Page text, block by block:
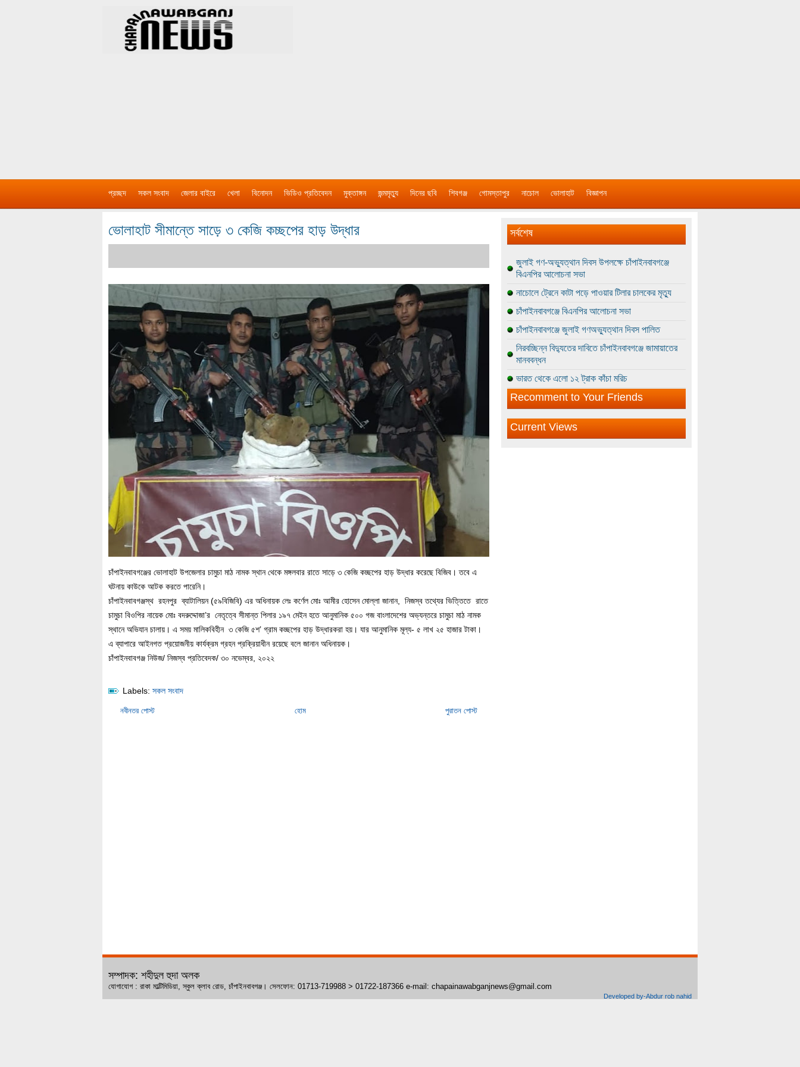
প্রচ্ছদ সকল সংবাদ জেলার বাইরে খেলা বিনোদন ভিডিও প্রতিবেদন মুক্তাঙ্গন জন্মমৃত্যু দিনের ছবি শিবগঞ্জ গোমস্তাপুর নাচোল ভোলাহাট বিজ্ঞাপন
ভোলাহাট সীমান্তে সাড়ে ৩ কেজি কচ্ছপের হাড় উদ্ধার
চাঁপাইনবাবগঞ্জের ভোলাহাট উপজেলার চামুচা মাঠ নামক স্থান থেকে মঙ্গলবার রাতে সাড়ে ৩ কেজি কচ্ছপের হাড় উদ্ধার করেছে বিজিব। তবে এ
ঘটনায় কাউকে আটক করতে পারেনি।
চাঁপাইনবাবগঞ্জস্থ রহনপুর ব্যাটালিয়ন (৫৯বিজিবি) এর অধিনায়ক লেঃ কর্ণেল মোঃ আমীর হোসেন মোল্লা জানান, নিজস্ব তথ্যের ভিত্তিতে রাতে
চামুচা বিওপির নায়েক মোঃ বদরুদ্দোজা’র নেতৃত্বে সীমান্ত পিলার ১৯৭ মেইন হতে আনুমানিক ৫০০ গজ বাংলাদেশের অভ্যন্তরে চামুচা মাঠ নামক
স্থানে অভিযান চালায়। এ সময় মালিকবিহীন ৩ কেজি ৫শ’ গ্রাম কচ্ছপের হাড় উদ্ধারকরা হয়। যার আনুমানিক মূল্য- ৫ লাখ ২৫ হাজার টাকা।
এ ব্যাপারে আইনগত প্রয়োজনীয় কার্যক্রম গ্রহন প্রক্রিয়াধীন রয়েছে বলে জানান অধিনায়ক।
চাঁপাইনবাবগঞ্জ নিউজ/ নিজস্ব প্রতিবেদক/ ৩০ নভেম্বর, ২০২২
Labels: সকল সংবাদ
নবীনতর পোস্ট পুরাতন পোস্ট
হোম
সর্বশেষ
জুলাই গণ-অভ্যুত্থান দিবস উপলক্ষে চাঁপাইনবাবগঞ্জে
বিএনপির আলোচনা সভা
নাচোলে ট্রেনে কাটা পড়ে পাওয়ার টিলার চালকের মৃত্যু
চাঁপাইনবাবগঞ্জে বিএনপির আলোচনা সভা
চাঁপাইনবাবগঞ্জে জুলাই গণঅভ্যুত্থান দিবস পালিত
নিরবচ্ছিন্ন বিদ্যুতের দাবিতে চাঁপাইনবাবগঞ্জে জামায়াতের
মানববন্ধন
ভারত থেকে এলো ১২ ট্রাক কাঁচা মরিচ
Recomment to Your Friends
Current Views
সম্পাদক: শহীদুল হুদা অলক
যোগাযোগ : রাকা মাল্টিমিডিয়া, স্কুল ক্লাব রোড, চাঁপাইনবাবগঞ্জ। সেলফোন: 01713-719988 > 01722-187366 e-mail: chapainawabganjnews@gmail.com
Developed by-Abdur rob nahid